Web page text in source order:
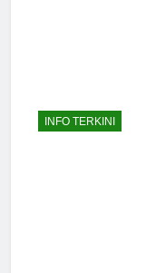
INFO TERKINI